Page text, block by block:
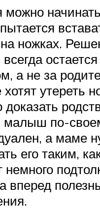
можно
ножках.
а не за
хотят утереть
доказать
малыш по-
а маме
его таким,
немного
вперед